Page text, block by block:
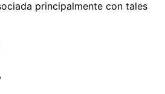
principalmente con tales